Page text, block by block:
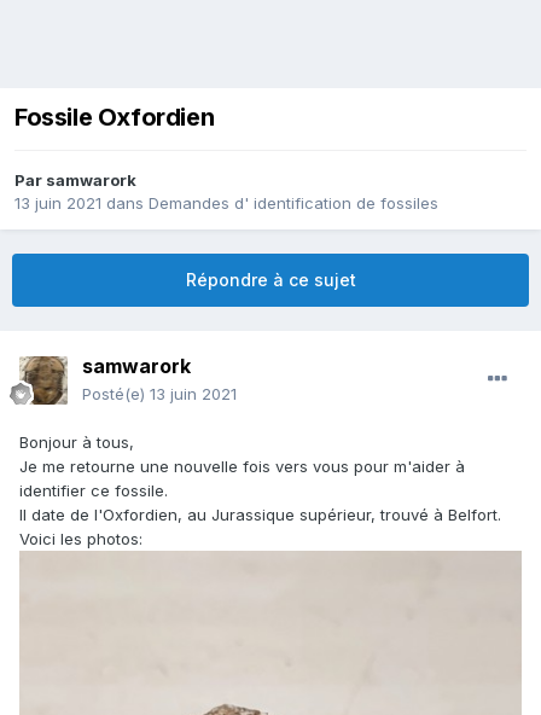
Fossile Oxfordien
Par samwarork
13 juin 2021 dans Demandes d' identification de fossiles
Répondre à ce sujet
samwarork
Posté(e) 13 juin 2021
Bonjour à tous,
Je me retourne une nouvelle fois vers vous pour m'aider à
identifier ce fossile.
Il date de l'Oxfordien, au Jurassique supérieur, trouvé à Belfort.
Voici les photos: